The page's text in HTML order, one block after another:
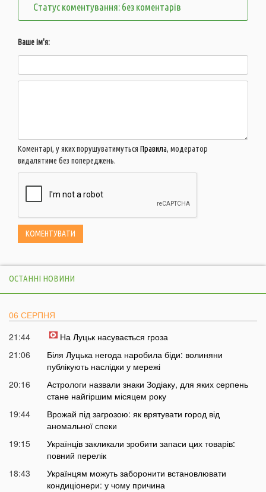
Статус коментування: без коментарів
Ваше ім'я:
Коментарі, у яких порушуватимуться Правила, модератор
видалятиме без попереджень.
ОСТАННІ НОВИНИ
06 СЕРПНЯ
21:44
На Луцьк насувається гроза
21:06
Біля Луцька негода наробила біди: волиняни
публікують наслідки у мережі
20:16
Астрологи назвали знаки Зодіаку, для яких серпень
стане найгіршим місяцем року
19:44
Врожай під загрозою: як врятувати город від
аномальної спеки
19:15
Українців закликали зробити запаси цих товарів:
повний перелік
18:43
Українцям можуть заборонити встановлювати
кондиціонери: у чому причина